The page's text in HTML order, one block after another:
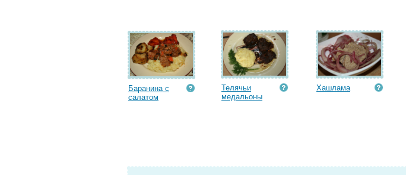
Баранина с
салатом
Телячьи
медальоны
Хашлама